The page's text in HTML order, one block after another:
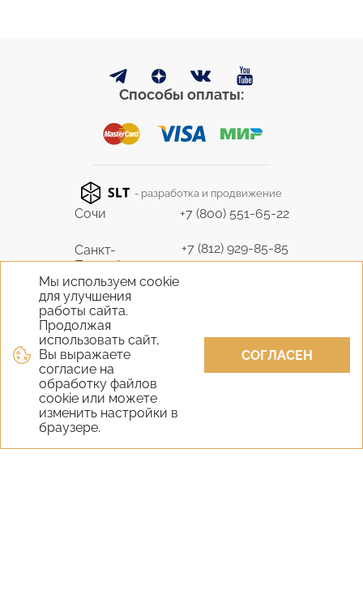
Мы используем cookie
для улучшения
работы сайта.
Продолжая
использовать сайт,
Вы выражаете
согласие на
обработку файлов
cookie или можете
изменить настройки в
браузере.
СОГЛАСЕН
Способы оплаты:
- разработка и продвижение
Сочи +7 (800) 551-65-22
Санкт-
Петербург
+7 (812) 929-85-85
9298585@bk.ru
Москва
Крым
+7 (978) 824-31-10
vernisage-c@mail.ru
Екатеринбург